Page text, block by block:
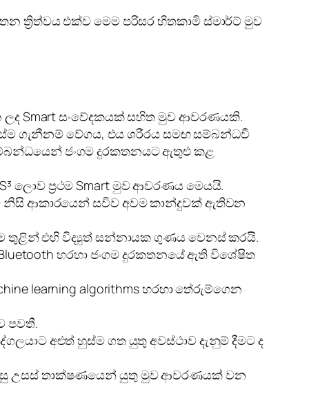
ත්‍රිත්වය එක්ව මෙම පරිසර හිතකාමි ස්මාර්ට් මුව
ලද Smart සංවේදකයක් සහිත මුව ආවරණයකි.
ගැනීනම් වේගය, එය ශරීරය සමඟ සම්බන්ධවී
ජංගම දුරකතනයට ඇතුළු කළ
ලොව ප්‍රථම Smart මුව ආවරණය මෙයයි.
නිසි ආකාරයෙන් සවිව අවම කාන්දුවක් ඇතිවන
කිරීම තුළින් එහි විද්‍යුත් සන්නායක ගුණය වෙනස් කරයි.
හරහා ජංගම දුරකතනයේ ඇති විශේෂිත
learning algorithms හරහා තේරුම්ගෙන
පවතී.
අළුත් හුස්ම ගත යුතු අවස්ථාව දැනුම් දීමට ද
උසස් තාක්ෂණයෙන් යුතු මුව ආවරණයක් වන